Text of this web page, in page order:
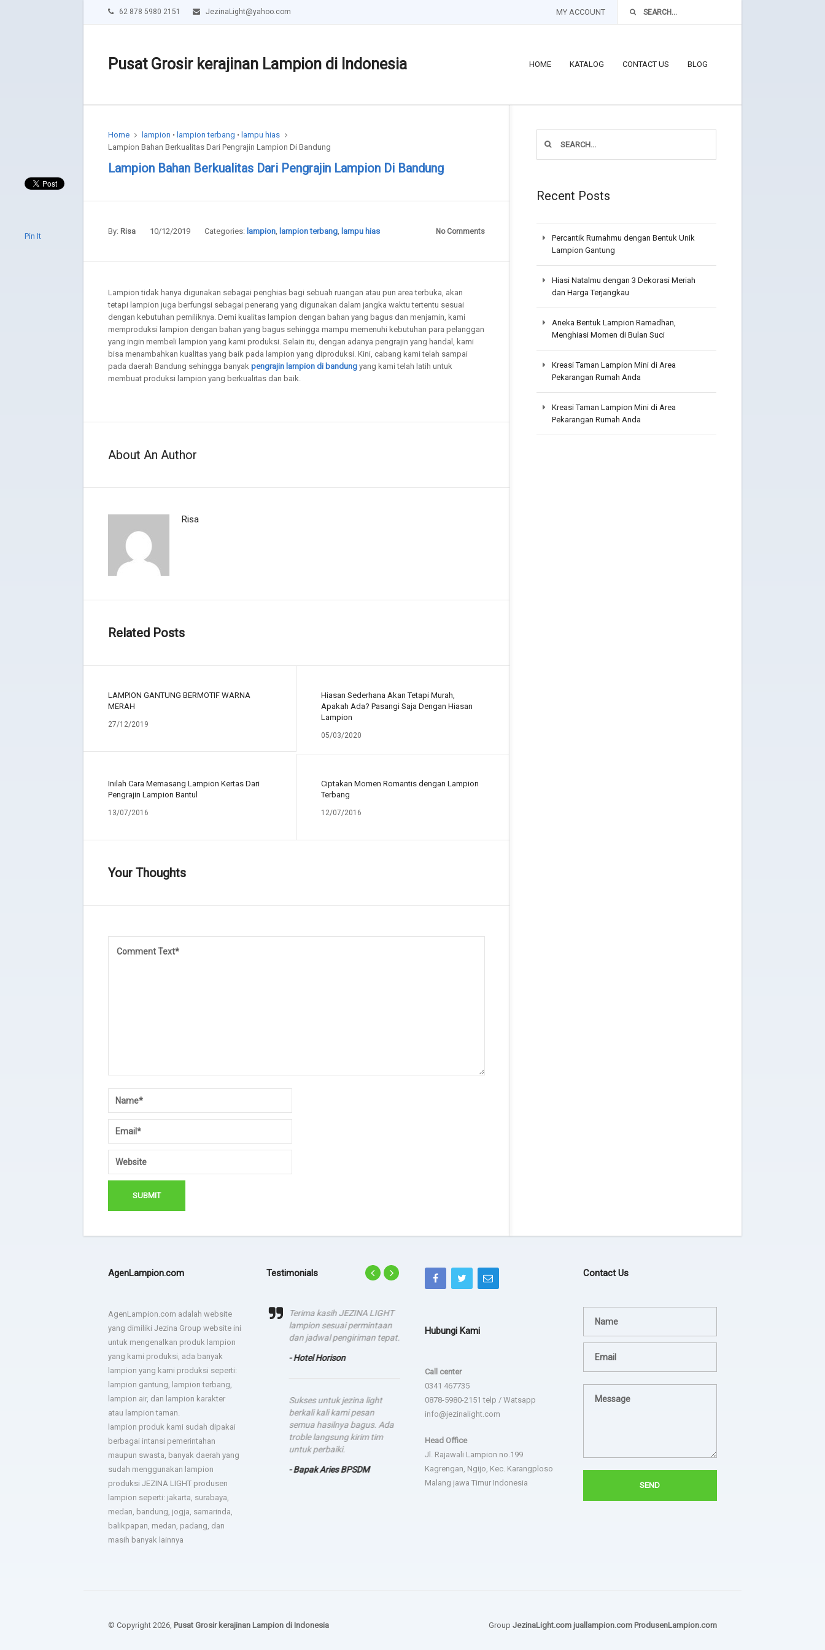
62 878 5980 2151 JezinaLight@yahoo.com MY ACCOUNT
Pusat Grosir kerajinan Lampion di Indonesia HOME KATALOG CONTACT US BLOG
Home lampion • lampion terbang • lampu hias
Lampion Bahan Berkualitas Dari Pengrajin Lampion Di Bandung
Lampion Bahan Berkualitas Dari Pengrajin Lampion Di Bandung
By: Risa 10/12/2019 Categories: lampion, lampion terbang, lampu hias No Comments
Lampion tidak hanya digunakan sebagai penghias bagi sebuah ruangan atau pun area terbuka, akan
tetapi lampion juga berfungsi sebagai penerang yang digunakan dalam jangka waktu tertentu sesuai
dengan kebutuhan pemiliknya. Demi kualitas lampion dengan bahan yang bagus dan menjamin, kami
memproduksi lampion dengan bahan yang bagus sehingga mampu memenuhi kebutuhan para pelanggan
yang ingin membeli lampion yang kami produksi. Selain itu, dengan adanya pengrajin yang handal, kami
bisa menambahkan kualitas yang baik pada lampion yang diproduksi. Kini, cabang kami telah sampai
pada daerah Bandung sehingga banyakpengrajin lampion di bandungyang kami telah latih untuk
membuat produksi lampion yang berkualitas dan baik.
Pin It
About An Author
Risa
Related Posts
LAMPION GANTUNG BERMOTIF WARNA
MERAH
27/12/2019
Hiasan Sederhana Akan Tetapi Murah,
Apakah Ada? Pasangi Saja Dengan Hiasan
Lampion
05/03/2020
Inilah Cara Memasang Lampion Kertas Dari
Pengrajin Lampion Bantul
13/07/2016
Ciptakan Momen Romantis dengan Lampion
Terbang
12/07/2016
Your Thoughts
Recent Posts
Percantik Rumahmu dengan Bentuk Unik
Lampion Gantung
Hiasi Natalmu dengan 3 Dekorasi Meriah
dan Harga Terjangkau
Aneka Bentuk Lampion Ramadhan,
Menghiasi Momen di Bulan Suci
Kreasi Taman Lampion Mini di Area
Pekarangan Rumah Anda
Kreasi Taman Lampion Mini di Area
Pekarangan Rumah Anda
AgenLampion.com
AgenLampion.com adalah website
yang dimiliki Jezina Group website ini
untuk mengenalkan produk lampion
yang kami produksi, ada banyak
lampion yang kami produksi seperti:
lampion gantung, lampion terbang,
lampion air, dan lampion karakter
atau lampion taman.
lampion produk kami sudah dipakai
berbagai intansi pemerintahan
maupun swasta, banyak daerah yang
sudah menggunakan lampion
produksi JEZINA LIGHT produsen
lampion seperti: jakarta, surabaya,
medan, bandung, jogja, samarinda,
balikpapan, medan, padang, dan
masih banyak lainnya
Testimonials
Terima kasih JEZINA LIGHT
lampion sesuai permintaan
dan jadwal pengiriman tepat.
Sukses untuk jezina light
semua hasilnya bagus. Ada
troble langsung kirim tim
agadsga weg aerg rag
- dsgfad
Terima kasih JEZINA LIGHT
lampion sesuai permintaan
dan jadwal pengiriman tepat.
- Hotel Horison
Sukses untuk jezina light
berkali kali kami pesan
semua hasilnya bagus. Ada
troble langsung kirim tim
untuk perbaiki.
- Bapak Aries BPSDM
- dsgfad
lampion sesuai permintaan
dan jadwal pengiriman tepat.
- Hotel Horison
Sukses untuk jezina light
- Bapak Aries BPSDM
Hubungi Kami
Call center
0341 467735
0878-5980-2151 telp / Watsapp
info@jezinalight.com
Head Office
Jl. Rajawali Lampion no.199
Kagrengan, Ngijo, Kec. Karangploso
Malang jawa Timur Indonesia
Contact Us
© Copyright 2026, Pusat Grosir kerajinan Lampion di Indonesia GroupJezinaLight.com juallampion.com ProdusenLampion.com